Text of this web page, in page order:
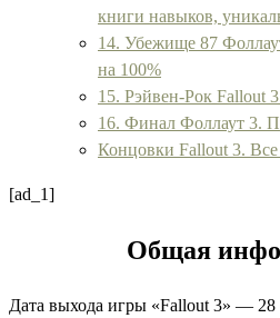
книги навыков,
14. Убежище 87
на 100%
15. Рэйвен-Рок Fallout
16. Финал Фоллаут 3.
Концовки Fallout 3.
[ad_1]
Общая
Дата выхода игры «Fallout 3» — 28